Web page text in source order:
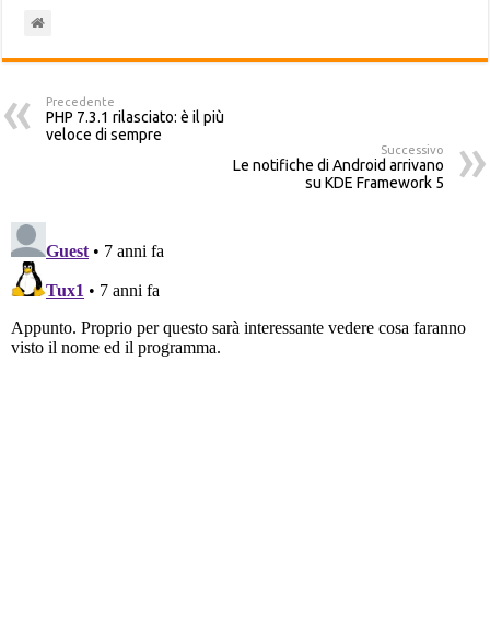
Precedente
PHP 7.3.1 rilasciato: è il più
veloce di sempre
Successivo
Le notifiche di Android arrivano
su KDE Framework 5